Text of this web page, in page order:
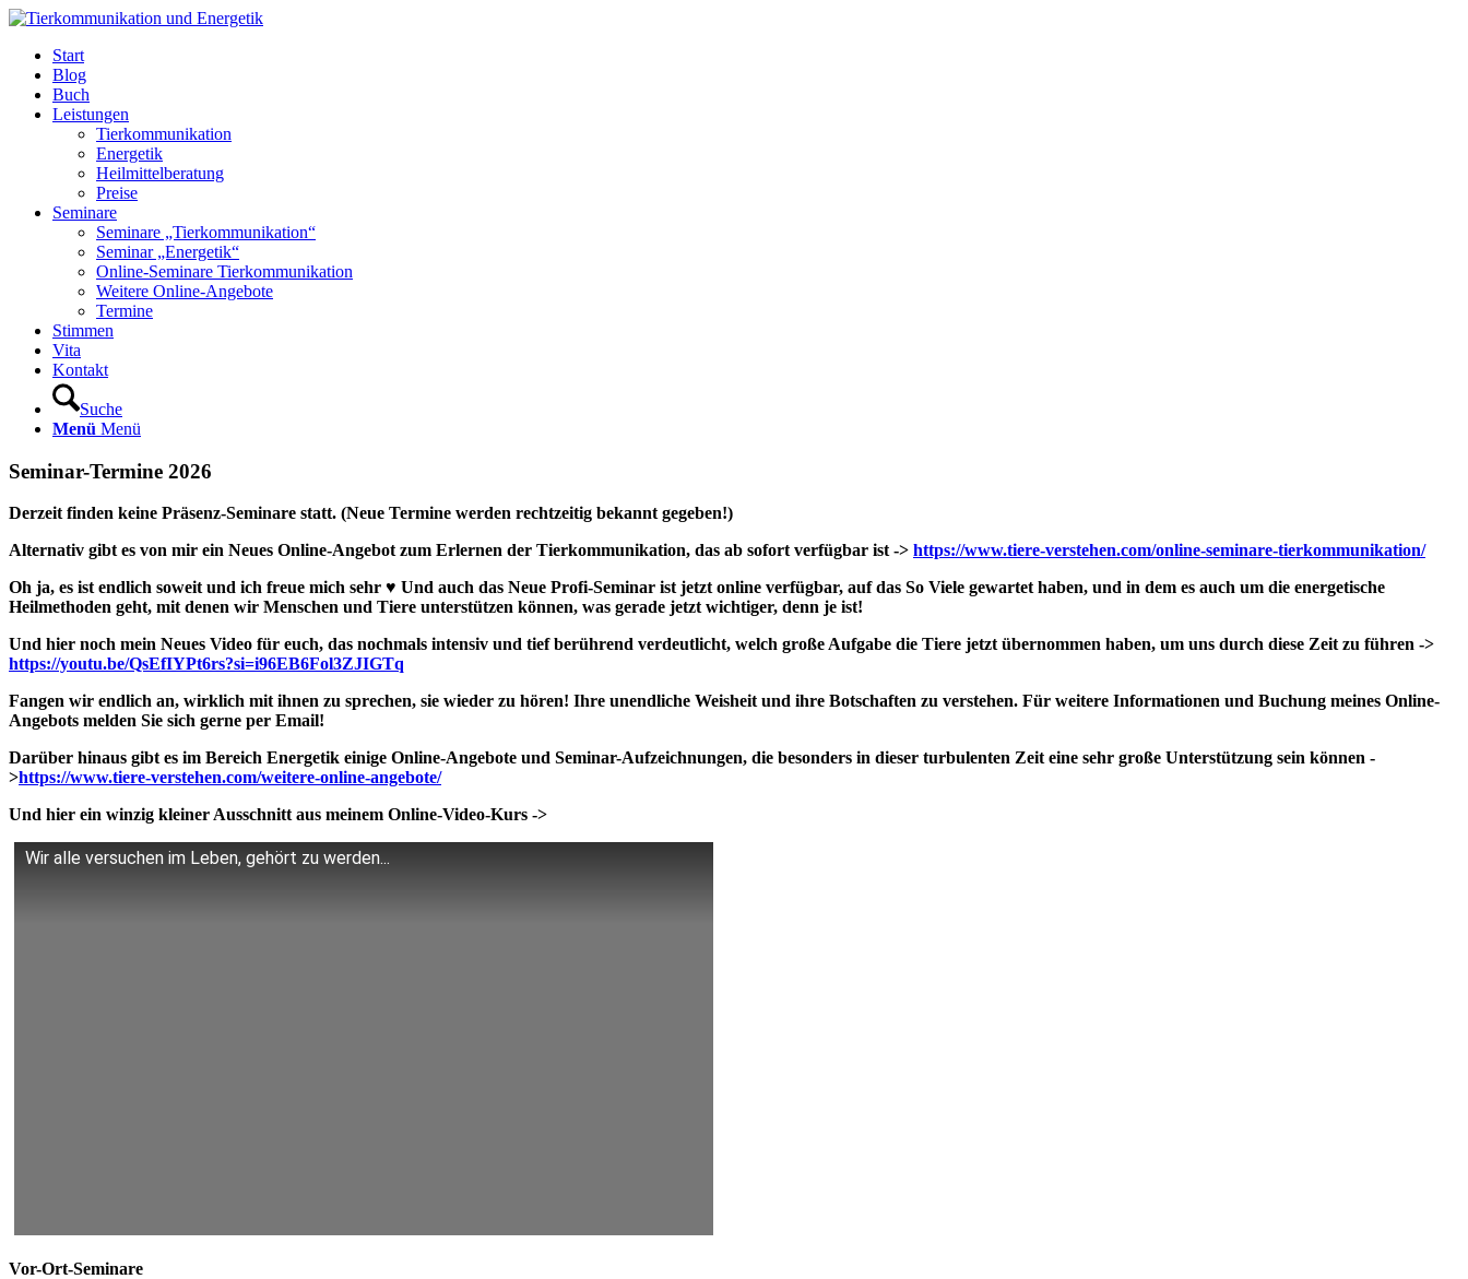
Start
Blog
Buch
Leistungen
Tierkommunikation
Energetik
Heilmittelberatung
Preise
Seminare
Seminare „Tierkommunikation“
Seminar „Energetik“
Online-Seminare Tierkommunikation
Weitere Online-Angebote
Termine
Stimmen
Vita
Kontakt
Suche
Menü Menü
Seminar-Termine 2026
Derzeit finden keine Präsenz-Seminare statt. (Neue Termine werden rechtzeitig bekannt gegeben!)
Alternativ gibt es von mir ein Neues Online-Angebot zum Erlernen der Tierkommunikation, das ab sofort verfügbar ist -> https://www.tiere-verstehen.com/online-seminare-tierkommunikation/
Oh ja, es ist endlich soweit und ich freue mich sehr ♥ Und auch das Neue Profi-Seminar ist jetzt online verfügbar, auf das So Viele gewartet haben, und in dem es auch um die energetische
Heilmethoden geht, mit denen wir Menschen und Tiere unterstützen können, was gerade jetzt wichtiger, denn je ist!
Und hier noch mein Neues Video für euch, das nochmals intensiv und tief berührend verdeutlicht, welch große Aufgabe die Tiere jetzt übernommen haben, um uns durch diese Zeit zu führen ->
https://youtu.be/QsEfIYPt6rs?si=i96EB6Fol3ZJIGTq
Fangen wir endlich an, wirklich mit ihnen zu sprechen, sie wieder zu hören! Ihre unendliche Weisheit und ihre Botschaften zu verstehen. Für weitere Informationen und Buchung meines Online-
Angebots melden Sie sich gerne per Email!
Darüber hinaus gibt es im Bereich Energetik einige Online-Angebote und Seminar-Aufzeichnungen, die besonders in dieser turbulenten Zeit eine sehr große Unterstützung sein können -
>https://www.tiere-verstehen.com/weitere-online-angebote/
Und hier ein winzig kleiner Ausschnitt aus meinem Online-Video-Kurs ->
Wir alle versuchen im Leben, gehört zu werden...
Vor-Ort-Seminare